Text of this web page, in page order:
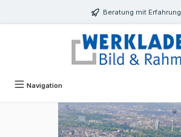
Beratung mit Erfahrung
Navigation